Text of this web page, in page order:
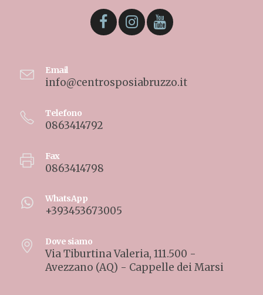
Email
info@centrosposiabruzzo.it
Telefono
0863414792
Fax
0863414798
WhatsApp
+393453673005
Dove siamo
Via Tiburtina Valeria, 111.500 -
Avezzano (AQ) - Cappelle dei Marsi